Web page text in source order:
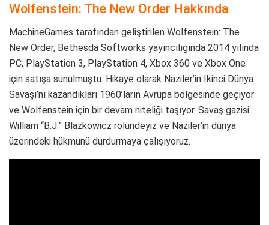
Wolfenstein: The New Order Hakkında
MachineGames tarafından geliştirilen Wolfenstein: The
New Order, Bethesda Softworks yayıncılığında 2014 yılında
PC, PlayStation 3, PlayStation 4, Xbox 360 ve Xbox One
için satışa sunulmuştu. Hikaye olarak Naziler’in İkinci Dünya
Savaşı’nı kazandıkları 1960’ların Avrupa bölgesinde geçiyor
ve Wolfenstein için bir devam niteliği taşıyor. Savaş gazisi
William “B.J.” Blazkowicz rolündeyiz ve Naziler’in dünya
üzerindeki hükmünü durdurmaya çalışıyoruz.